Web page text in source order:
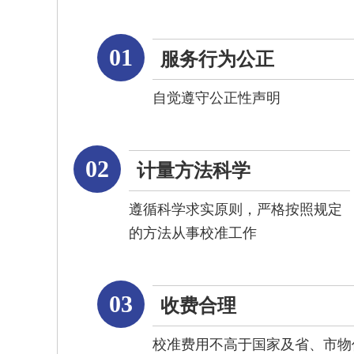
01 服务行为公正
自觉遵守公正性声明
02 计量方法科学
遵循科学求实原则，严格按照规定
的方法从事校准工作
03 收费合理
校准费用不高于国家及省、市